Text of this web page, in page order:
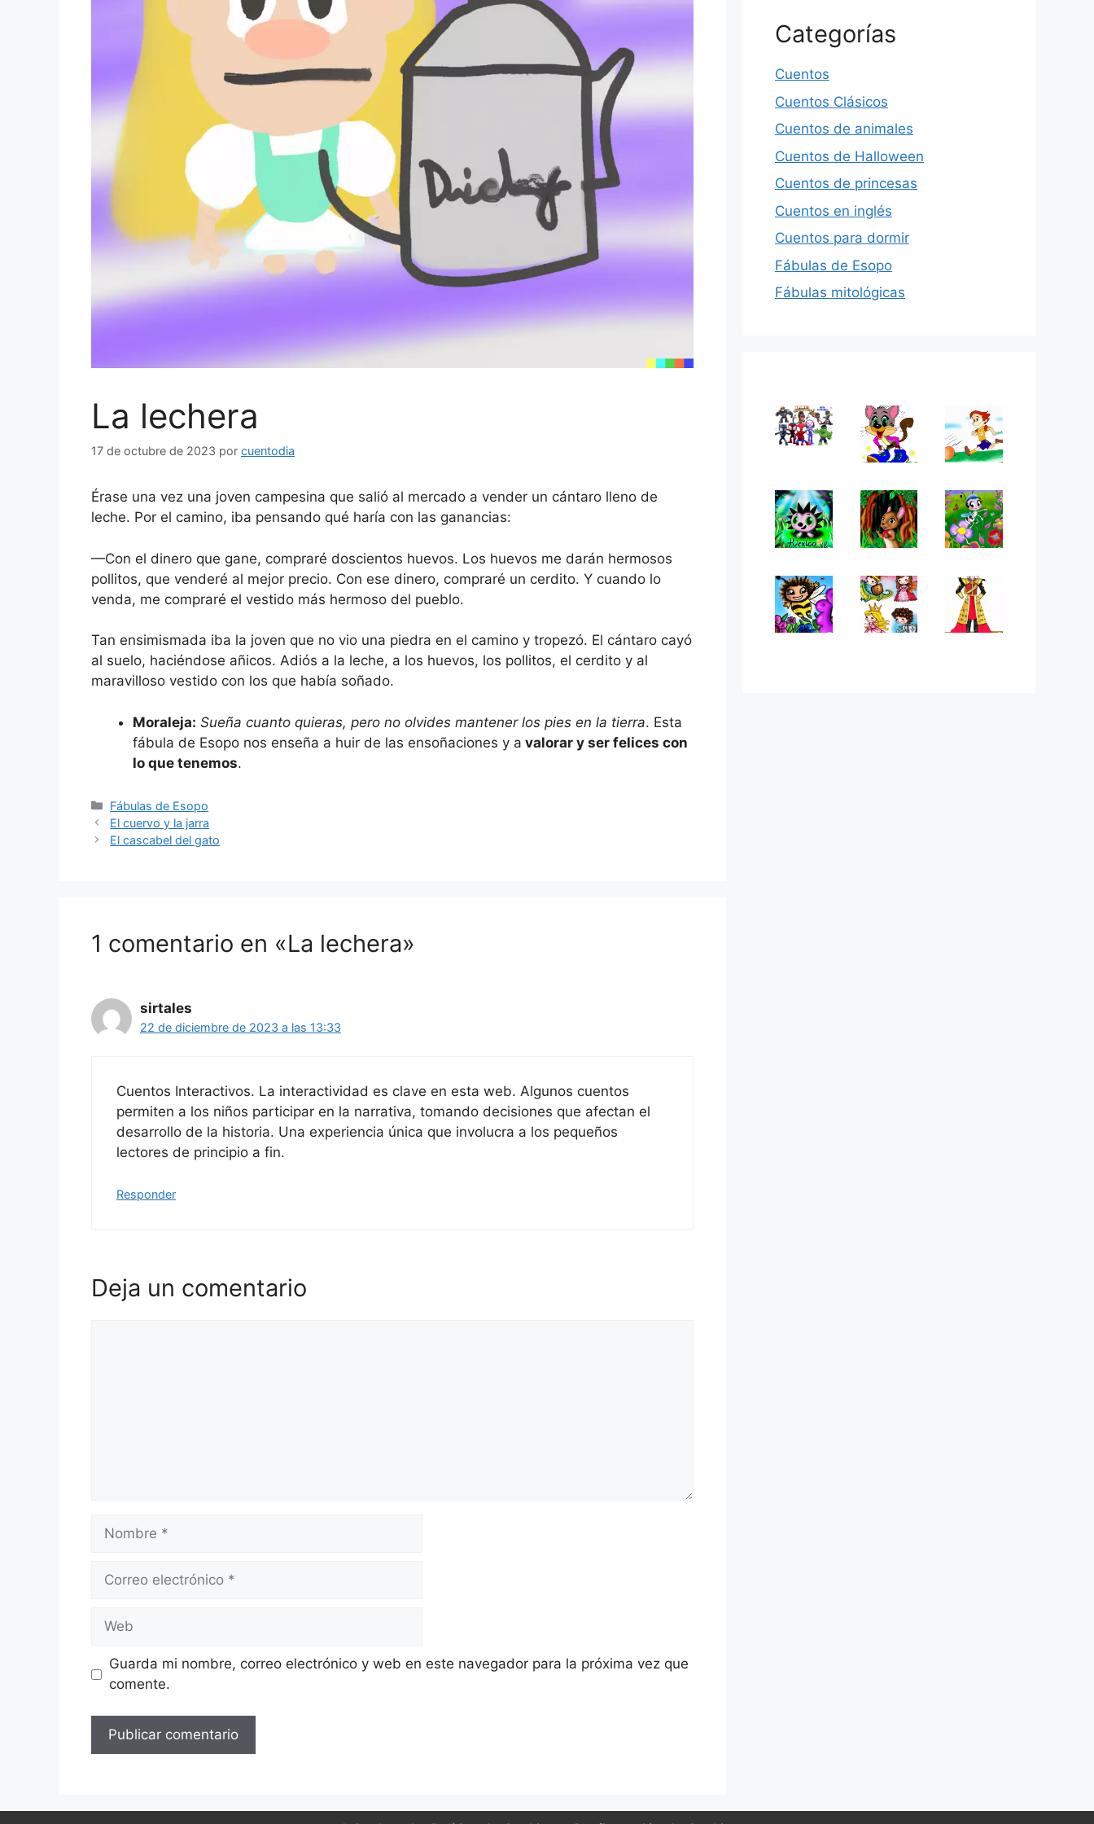
La lechera
17 de octubre de 2023 por cuentodia
Érase una vez una joven campesina que salió al mercado a vender un cántaro lleno de
leche. Por el camino, iba pensando qué haría con las ganancias:
—Con el dinero que gane, compraré doscientos huevos. Los huevos me darán hermosos
pollitos, que venderé al mejor precio. Con ese dinero, compraré un cerdito. Y cuando lo
venda, me compraré el vestido más hermoso del pueblo.
Tan ensimismada iba la joven que no vio una piedra en el camino y tropezó. El cántaro cayó
al suelo, haciéndose añicos. Adiós a la leche, a los huevos, los pollitos, el cerdito y al
maravilloso vestido con los que había soñado.
Moraleja: Sueña cuanto quieras, pero no olvides mantener los pies en la tierra. Esta
fábula de Esopo nos enseña a huir de las ensoñaciones y a valorar y ser felices con
lo que tenemos.
Categorías
Fábulas de Esopo
El cuervo y la jarra
El cascabel del gato
1 comentario en «La lechera»
sirtales
22 de diciembre de 2023 a las 13:33
Cuentos Interactivos. La interactividad es clave en esta web. Algunos cuentos
permiten a los niños participar en la narrativa, tomando decisiones que afectan el
desarrollo de la historia. Una experiencia única que involucra a los pequeños
lectores de principio a fin.
Responder
Deja un comentario
Nombre
Correo
Web
Guarda mi nombre, correo electrónico y web en este navegador para la próxima vez que
comente.
Categorías
Cuentos
Cuentos Clásicos
Cuentos de animales
Cuentos de Halloween
Cuentos de princesas
Cuentos en inglés
Cuentos para dormir
Fábulas de Esopo
Fábulas mitológicas